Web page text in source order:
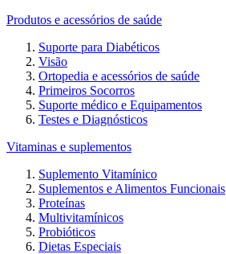
Produtos e acessórios de saúde
Suporte para Diabéticos
Visão
Ortopedia e acessórios de saúde
Primeiros Socorros
Suporte médico e Equipamentos
Testes e Diagnósticos
Vitaminas e suplementos
Suplemento Vitamínico
Suplementos e Alimentos Funcionais
Proteínas
Multivitamínicos
Probióticos
Dietas Especiais